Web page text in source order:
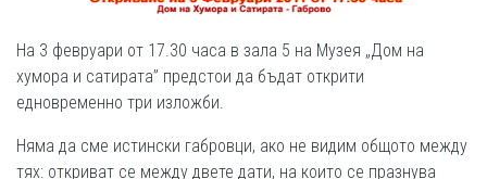
На 3 февруари от 17.30 часа в зала 5 на Музея „Дом на
хумора и сатирата” предстои да бъдат открити
едновременно три изложби.
Няма да сме истински габровци, ако не видим общото между
тях: откриват се между двете дати, на които се празнува